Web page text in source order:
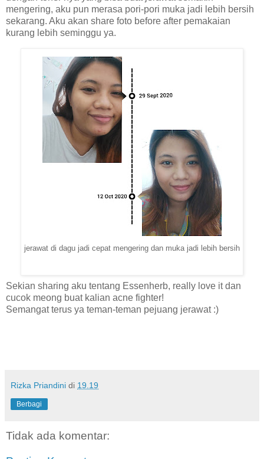
mengering, aku pun merasa pori-pori muka jadi lebih bersih
sekarang. Aku akan share foto before after pemakaian
kurang lebih seminggu ya.
jerawat di dagu jadi cepat mengering dan muka jadi lebih bersih
Sekian sharing aku tentang Essenherb, really love it dan
cucok meong buat kalian acne fighter!
Semangat terus ya teman-teman pejuang jerawat :)
Rizka Priandini di 19.19
Berbagi
Tidak ada komentar: